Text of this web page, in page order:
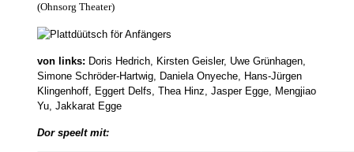
(Ohnsorg Theater)
von links: Doris Hedrich, Kirsten Geisler, Uwe Grünhagen,
Simone Schröder-Hartwig, Daniela Onyeche, Hans-Jürgen
Klingenhoff, Eggert Delfs, Thea Hinz, Jasper Egge, Mengjiao
Yu, Jakkarat Egge
Dor speelt mit: